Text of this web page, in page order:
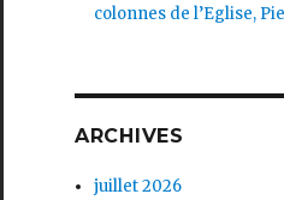
colonnes de l’Eglise,
ARCHIVES
juillet 2026